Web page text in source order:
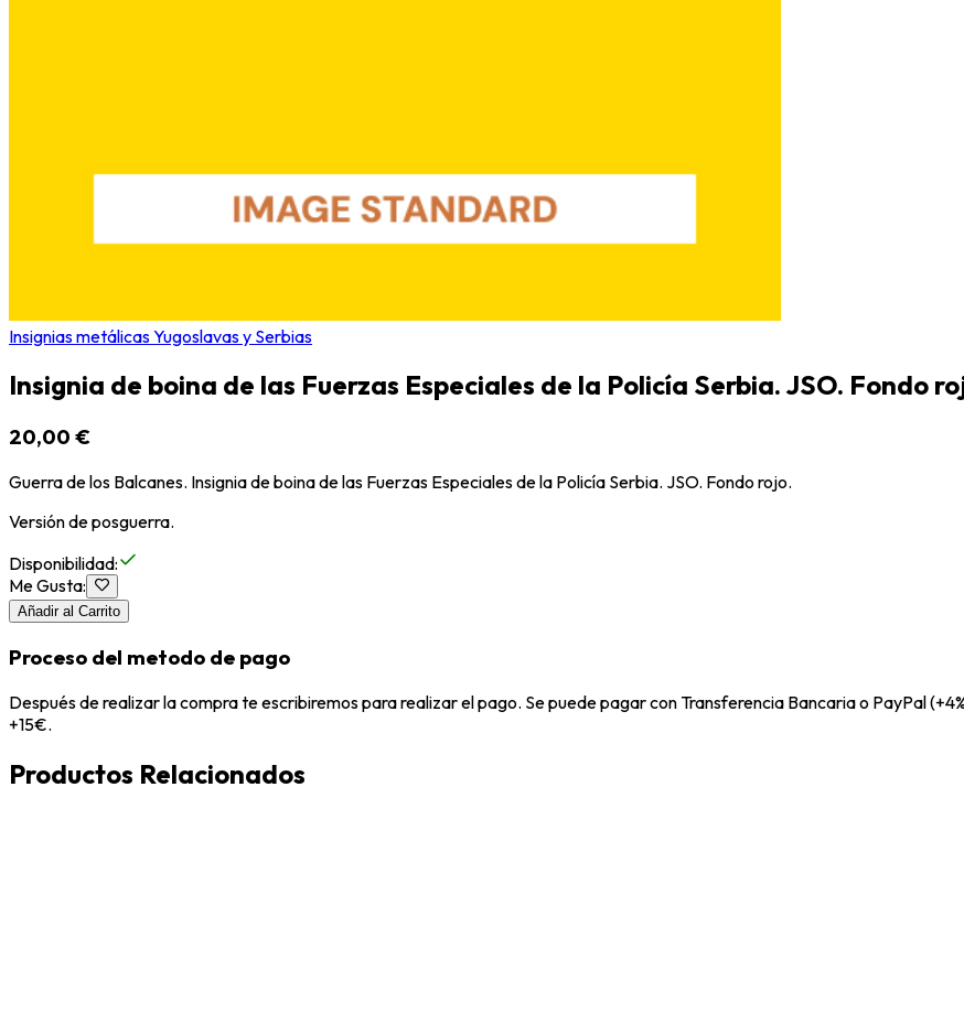
Insignias metálicas Yugoslavas y Serbias
Insignia de boina de las Fuerzas Especiales de la Policía Serbia. JSO. Fondo
20,00 €
Guerra de los Balcanes. Insignia de boina de las Fuerzas Especiales de la Policía Serbia. JSO. Fondo rojo.
Versión de posguerra.
Disponibilidad:
Me Gusta:
Añadir al Carrito
Proceso del metodo de pago
Después de realizar la compra te escribiremos para realizar el pago. Se puede pagar con Transferencia Bancaria o PayPal
+15€.
Productos Relacionados